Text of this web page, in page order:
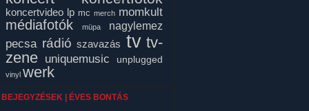
koncertvideo lp mc merch momkult
médiafotók müpa nagylemez
pecsa rádió szavazás tv tv-
zene uniquemusic unplugged
vinyl werk
BEJEGYZÉSEK | ÉVES BONTÁS